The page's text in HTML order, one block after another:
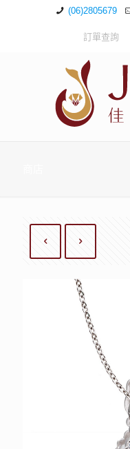
(06)2805679
訂單查詢